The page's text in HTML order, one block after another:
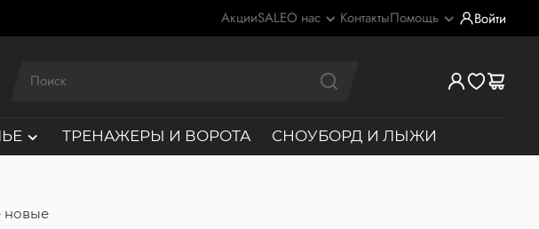
АкцииSALEО нас КонтактыПомощь Войти
ТРЕНАЖЕРЫ И ВОРОТА СНОУБОРД И ЛЫЖИ
новые